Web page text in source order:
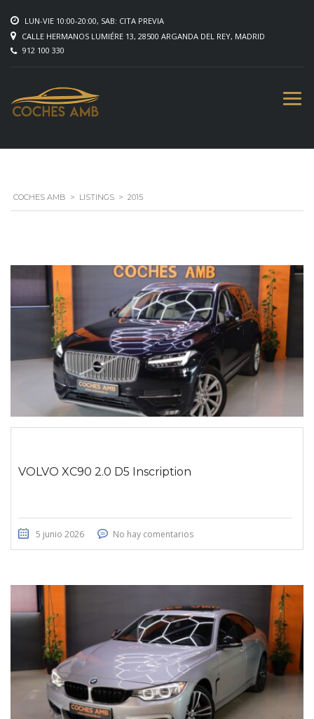
LUN-VIE 10:00-20:00, SAB: CITA PREVIA
CALLE HERMANOS LUMIÉRE 13, 28500 ARGANDA DEL REY, MADRID
912 100 330
COCHES AMB > LISTINGS > 2015
VOLVO XC90 2.0 D5 Inscription
5 junio 2026 No hay comentarios